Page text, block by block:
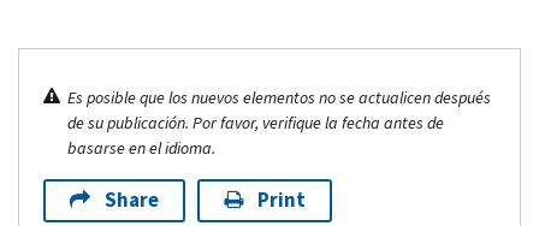
Es posible que los nuevos elementos no se actualicen después
de su publicación. Por favor, verifique la fecha antes de
basarse en el idioma.
Share Print